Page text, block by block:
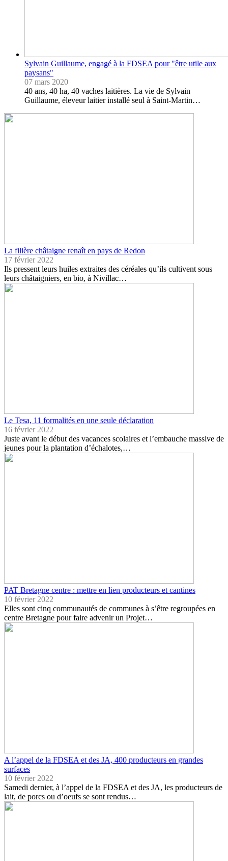
Sylvain Guillaume, engagé à la FDSEA pour "être utile aux
paysans"
07 mars 2020
40 ans, 40 ha, 40 vaches laitières. La vie de Sylvain
Guillaume, éleveur laitier installé seul à Saint-Martin…
La filière châtaigne renaît en pays de Redon
17 février 2022
Ils pressent leurs huiles extraites des céréales qu’ils cultivent sous
leurs châtaigniers, en bio, à Nivillac…
Le Tesa, 11 formalités en une seule déclaration
16 février 2022
Juste avant le début des vacances scolaires et l’embauche massive de
jeunes pour la plantation d’échalotes,…
PAT Bretagne centre : mettre en lien producteurs et cantines
10 février 2022
Elles sont cinq communautés de communes à s’être regroupées en
centre Bretagne pour faire advenir un Projet…
A l’appel de la FDSEA et des JA, 400 producteurs en grandes
surfaces
10 février 2022
Samedi dernier, à l’appel de la FDSEA et des JA, les producteurs de
lait, de porcs ou d’oeufs se sont rendus…